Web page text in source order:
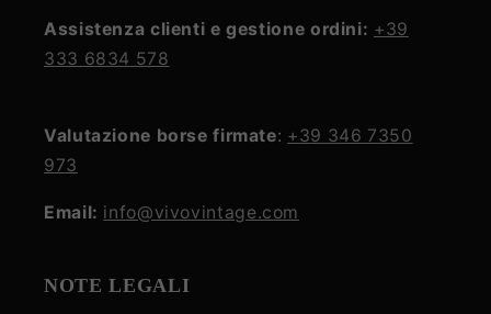
Assistenza clienti e gestione ordini: +39
333 6834 578
Valutazione borse firmate: +39 346 7350
973
Email: info@vivovintage.com
NOTE LEGALI